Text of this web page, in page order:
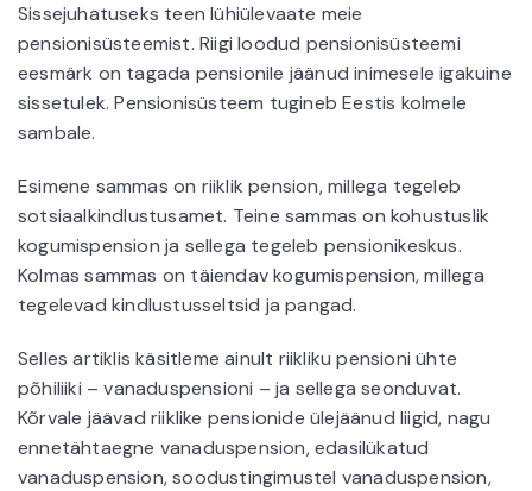
Sissejuhatuseks teen lühiülevaate meie
pensionisüsteemist. Riigi loodud pensionisüsteemi
eesmärk on tagada pensionile jäänud inimesele igakuine
sissetulek. Pensionisüsteem tugineb Eestis kolmele
sambale.
Esimene sammas on riiklik pension, millega tegeleb
sotsiaalkindlustusamet. Teine sammas on kohustuslik
kogumispension ja sellega tegeleb pensionikeskus.
Kolmas sammas on täiendav kogumispension, millega
tegelevad kindlustusseltsid ja pangad.
Selles artiklis käsitleme ainult riikliku pensioni ühte
põhiliiki – vanaduspensioni – ja sellega seonduvat.
Kõrvale jäävad riiklike pensionide ülejäänud liigid, nagu
ennetähtaegne vanaduspension, edasilükatud
vanaduspension, soodustingimustel vanaduspension,